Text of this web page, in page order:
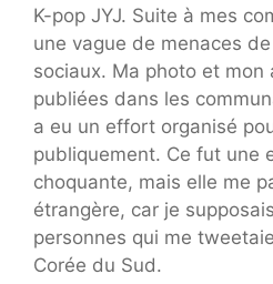
K-pop JYJ. Suite à mes
une vague de menaces
sociaux. Ma photo et mon
publiées dans les
a eu un effort organisé
publiquement. Ce fut une
choquante, mais elle me
étrangère, car je
personnes qui me
Corée du Sud.